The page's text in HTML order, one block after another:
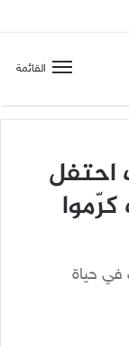
القائمة
احتفل
في حياة